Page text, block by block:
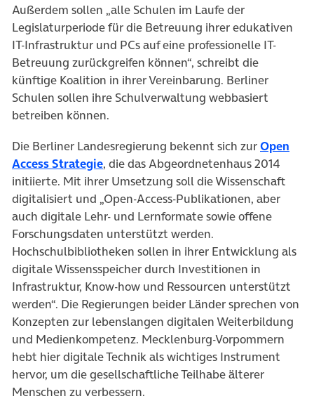
Außerdem sollen „alle Schulen im Laufe der
Legislaturperiode für die Betreuung ihrer edukativen
IT-Infrastruktur und PCs auf eine professionelle IT-
Betreuung zurückgreifen können“, schreibt die
künftige Koalition in ihrer Vereinbarung. Berliner
Schulen sollen ihre Schulverwaltung webbasiert
betreiben können.
Die Berliner Landesregierung bekennt sich zurOpen
Access Strategie(öffnet in neuem Tab)
, die das Abgeordnetenhaus 2014
initiierte. Mit ihrer Umsetzung soll die Wissenschaft
digitalisiert und „Open-Access-Publikationen, aber
auch digitale Lehr- und Lernformate sowie offene
Forschungsdaten unterstützt werden.
Hochschulbibliotheken sollen in ihrer Entwicklung als
digitale Wissensspeicher durch Investitionen in
Infrastruktur, Know-how und Ressourcen unterstützt
werden“. Die Regierungen beider Länder sprechen von
Konzepten zur lebenslangen digitalen Weiterbildung
und Medienkompetenz. Mecklenburg-Vorpommern
hebt hier digitale Technik als wichtiges Instrument
hervor, um die gesellschaftliche Teilhabe älterer
Menschen zu verbessern.